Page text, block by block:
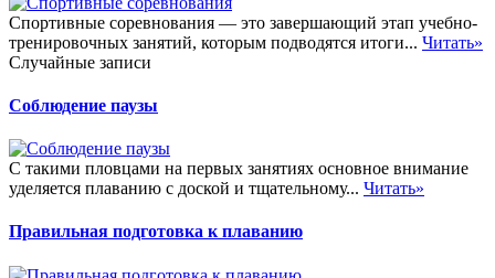
Спортивные соревнования — это завершающий этап учебно-
тренировочных занятий, которым подводятся итоги... Читать»
Случайные записи
Соблюдение паузы
С такими пловцами на первых занятиях основное внимание
уделяется плаванию с доской и тщательному... Читать»
Правильная подготовка к плаванию